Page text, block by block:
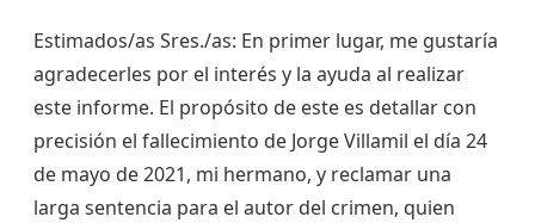
Estimados/as Sres./as: En primer lugar, me gustaría
agradecerles por el interés y la ayuda al realizar
este informe. El propósito de este es detallar con
precisión el fallecimiento de Jorge Villamil el día 24
de mayo de 2021, mi hermano, y reclamar una
larga sentencia para el autor del crimen, quien